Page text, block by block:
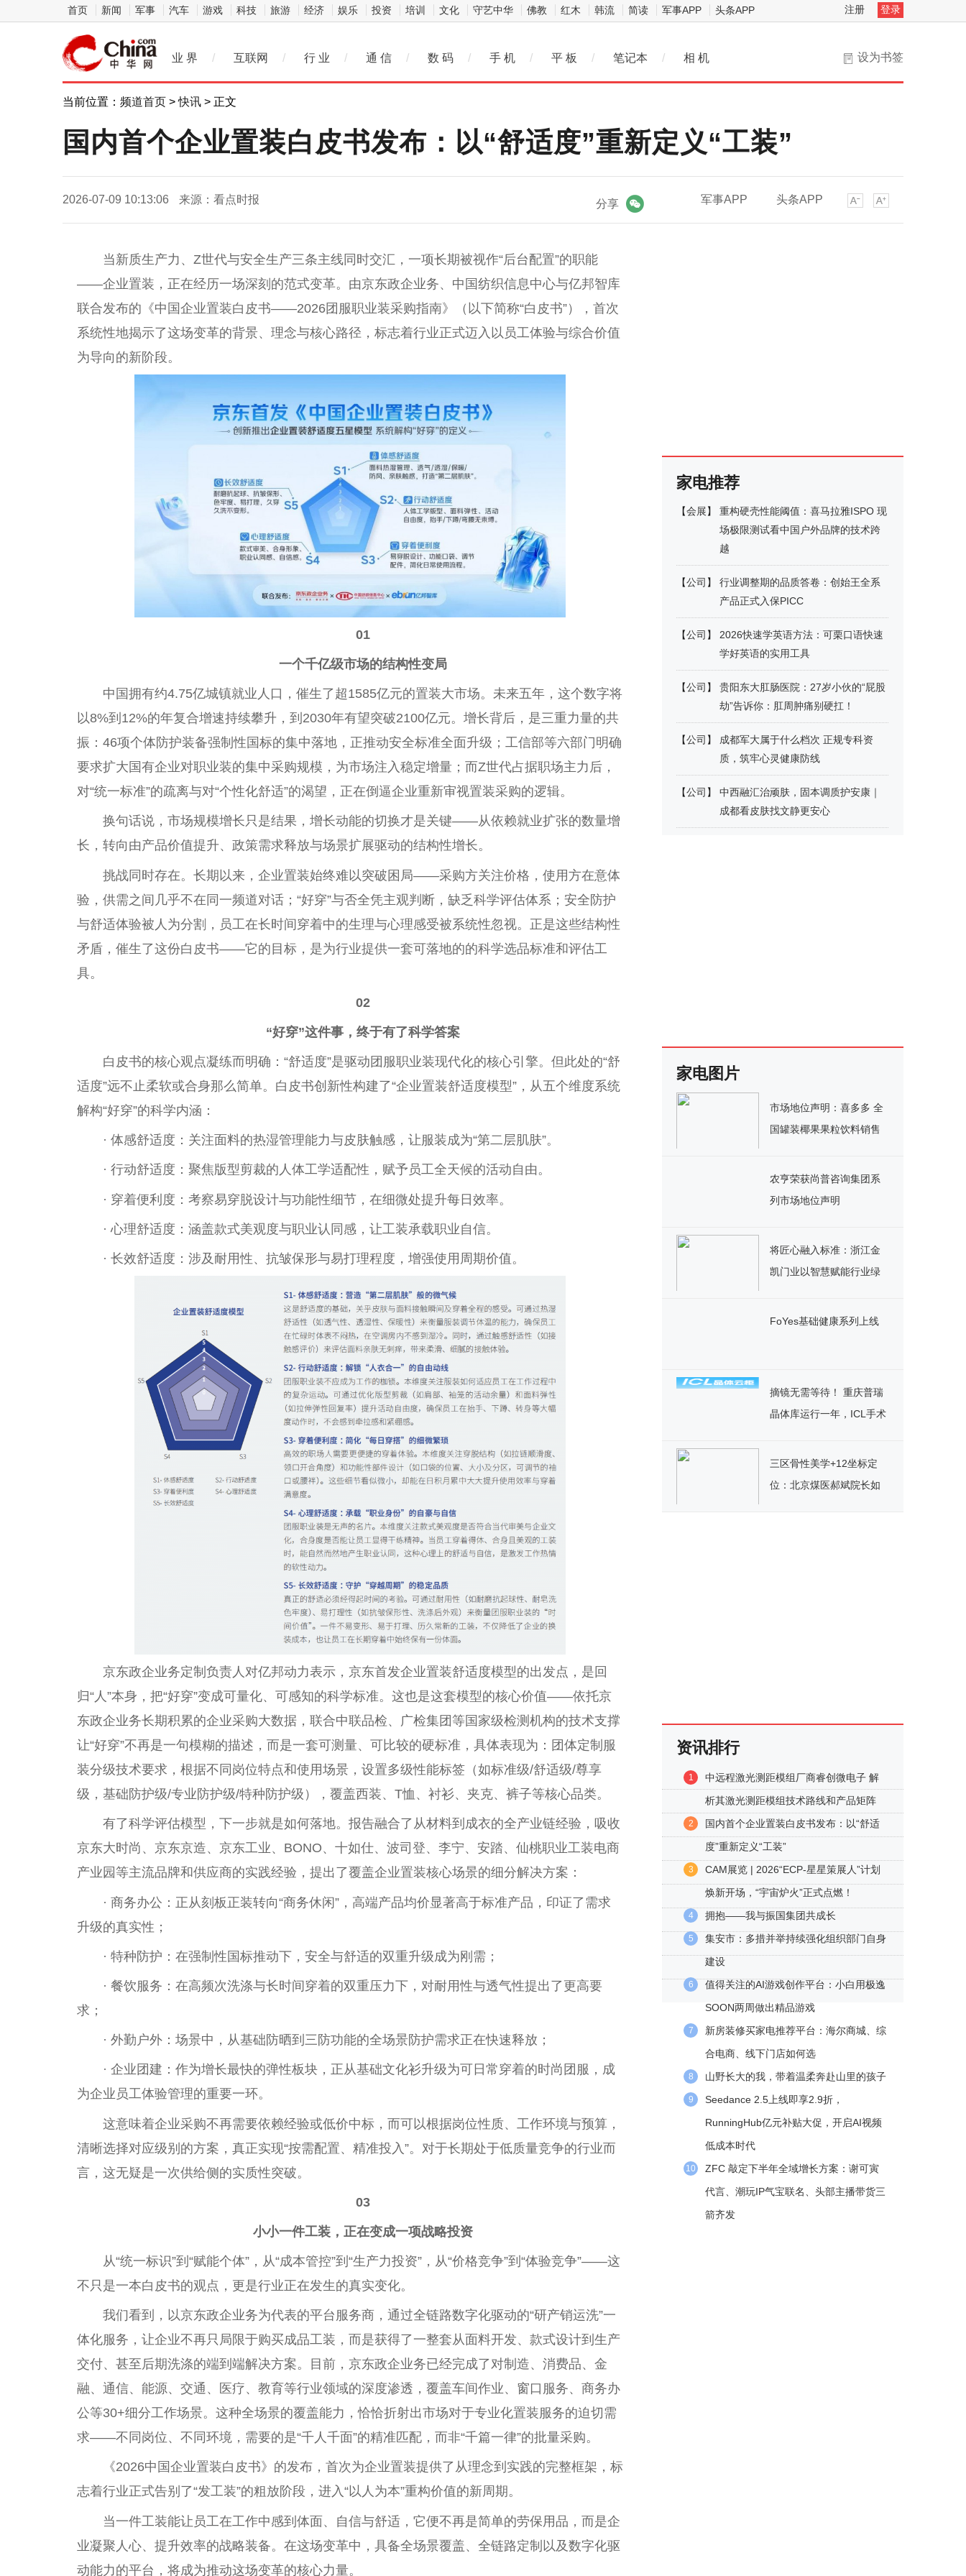
首页 新闻 军事 汽车 游戏 科技 旅游 经济 娱乐 投资 培训 文化 守艺中华 佛教 红木 韩流 简读 军事APP 头条APP 注册 登录
设为书签
业 界 / 互联网 / 行 业 / 通 信 / 数 码 / 手 机 / 平 板 / 笔记本 / 相 机
当前位置： 频道首页 >快讯 > 正文
国内首个企业置装白皮书发布：以“舒适度”重新定义“工装”
2026-07-09 10:13:06 来源：看点时报 军事APP 头条APP
分享
当新质生产力、Z世代与安全生产三条主线同时交汇，一项长期被视作“后台配置”的职能
——企业置装，正在经历一场深刻的范式变革。由京东政企业务、中国纺织信息中心与亿邦智库
联合发布的《中国企业置装白皮书——2026团服职业装采购指南》（以下简称“白皮书”），首次
系统性地揭示了这场变革的背景、理念与核心路径，标志着行业正式迈入以员工体验与综合价值
为导向的新阶段。
01
一个千亿级市场的结构性变局
中国拥有约4.75亿城镇就业人口，催生了超1585亿元的置装大市场。未来五年，这个数字将
以8%到12%的年复合增速持续攀升，到2030年有望突破2100亿元。增长背后，是三重力量的共
振：46项个体防护装备强制性国标的集中落地，正推动安全标准全面升级；工信部等六部门明确
要求扩大国有企业对职业装的集中采购规模，为市场注入稳定增量；而Z世代占据职场主力后，
对“统一标准”的疏离与对“个性化舒适”的渴望，正在倒逼企业重新审视置装采购的逻辑。
换句话说，市场规模增长只是结果，增长动能的切换才是关键——从依赖就业扩张的数量增
长，转向由产品价值提升、政策需求释放与场景扩展驱动的结构性增长。
挑战同时存在。长期以来，企业置装始终难以突破困局——采购方关注价格，使用方在意体
验，供需之间几乎不在同一频道对话；“好穿”与否全凭主观判断，缺乏科学评估体系；安全防护
与舒适体验被人为分割，员工在长时间穿着中的生理与心理感受被系统性忽视。正是这些结构性
矛盾，催生了这份白皮书——它的目标，是为行业提供一套可落地的的科学选品标准和评估工
具。
02
“好穿”这件事，终于有了科学答案
白皮书的核心观点凝练而明确：“舒适度”是驱动团服职业装现代化的核心引擎。但此处的“舒
适度”远不止柔软或合身那么简单。白皮书创新性构建了“企业置装舒适度模型”，从五个维度系统
解构“好穿”的科学内涵：
· 体感舒适度：关注面料的热湿管理能力与皮肤触感，让服装成为“第二层肌肤”。
· 行动舒适度：聚焦版型剪裁的人体工学适配性，赋予员工全天候的活动自由。
· 穿着便利度：考察易穿脱设计与功能性细节，在细微处提升每日效率。
· 心理舒适度：涵盖款式美观度与职业认同感，让工装承载职业自信。
· 长效舒适度：涉及耐用性、抗皱保形与易打理程度，增强使用周期价值。
京东政企业务定制负责人对亿邦动力表示，京东首发企业置装舒适度模型的出发点，是回
归“人”本身，把“好穿”变成可量化、可感知的科学标准。这也是这套模型的核心价值——依托京
东政企业务长期积累的企业采购大数据，联合中联品检、广检集团等国家级检测机构的技术支撑
让“好穿”不再是一句模糊的描述，而是一套可测量、可比较的硬标准，具体表现为：团体定制服
装分级技术要求，根据不同岗位特点和使用场景，设置多级性能标签（如标准级/舒适级/尊享
级，基础防护级/专业防护级/特种防护级），覆盖西装、T恤、衬衫、夹克、裤子等核心品类。
有了科学评估模型，下一步就是如何落地。报告融合了从材料到成衣的全产业链经验，吸收
京东大时尚、京东京造、京东工业、BONO、十如仕、波司登、李宁、安踏、仙桃职业工装电商
产业园等主流品牌和供应商的实践经验，提出了覆盖企业置装核心场景的细分解决方案：
· 商务办公：正从刻板正装转向“商务休闲”，高端产品均价显著高于标准产品，印证了需求
升级的真实性；
· 特种防护：在强制性国标推动下，安全与舒适的双重升级成为刚需；
· 餐饮服务：在高频次洗涤与长时间穿着的双重压力下，对耐用性与透气性提出了更高要
求；
· 外勤户外：场景中，从基础防晒到三防功能的全场景防护需求正在快速释放；
· 企业团建：作为增长最快的弹性板块，正从基础文化衫升级为可日常穿着的时尚团服，成
为企业员工体验管理的重要一环。
这意味着企业采购不再需要依赖经验或低价中标，而可以根据岗位性质、工作环境与预算，
清晰选择对应级别的方案，真正实现“按需配置、精准投入”。对于长期处于低质量竞争的行业而
言，这无疑是一次供给侧的实质性突破。
03
小小一件工装，正在变成一项战略投资
从“统一标识”到“赋能个体”，从“成本管控”到“生产力投资”，从“价格竞争”到“体验竞争”——这
不只是一本白皮书的观点，更是行业正在发生的真实变化。
我们看到，以京东政企业务为代表的平台服务商，通过全链路数字化驱动的“研产销运洗”一
体化服务，让企业不再只局限于购买成品工装，而是获得了一整套从面料开发、款式设计到生产
交付、甚至后期洗涤的端到端解决方案。目前，京东政企业务已经完成了对制造、消费品、金
融、通信、能源、交通、医疗、教育等行业领域的深度渗透，覆盖车间作业、窗口服务、商务办
公等30+细分工作场景。这种全场景的覆盖能力，恰恰折射出市场对于专业化置装服务的迫切需
求——不同岗位、不同环境，需要的是“千人千面”的精准匹配，而非“千篇一律”的批量采购。
《2026中国企业置装白皮书》的发布，首次为企业置装提供了从理念到实践的完整框架，标
志着行业正式告别了“发工装”的粗放阶段，进入“以人为本”重构价值的新周期。
当一件工装能让员工在工作中感到体面、自信与舒适，它便不再是简单的劳保用品，而是企
业凝聚人心、提升效率的战略装备。在这场变革中，具备全场景覆盖、全链路定制以及数字化驱
动能力的平台，将成为推动这场变革的核心力量。
家电推荐
【会展】
重构硬壳性能阈值：喜马拉雅ISPO 现
场极限测试看中国户外品牌的技术跨
越
【公司 】
行业调整期的品质答卷：创始王全系
产品正式入保PICC
【公司 】
2026快速学英语方法：可栗口语快速
学好英语的实用工具
【公司 】
贵阳东大肛肠医院：27岁小伙的“屁股
劫”告诉你：肛周肿痛别硬扛！
【公司 】
成都军大属于什么档次 正规专科资
质，筑牢心灵健康防线
【公司 】
中西融汇治顽肤，固本调质护安康｜
成都看皮肤找文静更安心
家电图片
市场地位声明：喜多多 全
国罐装椰果果粒饮料销售
农亨荣获尚普咨询集团系
列市场地位声明
将匠心融入标准：浙江金
凯门业以智慧赋能行业绿
FoYes基础健康系列上线
摘镜无需等待！ 重庆普瑞
晶体库运行一年，ICL手术
三区骨性美学+12坐标定
位：北京煤医郝斌院长如
资讯排行
1
中远程激光测距模组厂商睿创微电子 解
析其激光测距模组技术路线和产品矩阵
2
国内首个企业置装白皮书发布：以“舒适
度”重新定义“工装”
3
CAM展览 | 2026“ECP-星星策展人”计划
焕新开场，“宇宙炉火”正式点燃！
4 拥抱——我与振国集团共成长
5
集安市：多措并举持续强化组织部门自身
建设
6
值得关注的AI游戏创作平台：小白用极逸
SOON两周做出精品游戏
7
新房装修买家电推荐平台：海尔商城、综
合电商、线下门店如何选
8 山野长大的我，带着温柔奔赴山里的孩子
9
Seedance 2.5上线即享2.9折，
RunningHub亿元补贴大促，开启AI视频
低成本时代
10
ZFC 敲定下半年全域增长方案：谢可寅
代言、潮玩IP气宝联名、头部主播带货三
箭齐发